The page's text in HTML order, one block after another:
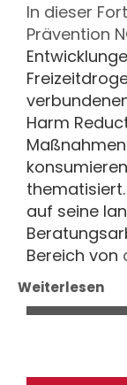
In dieser
Prävention
Harm
auf seine
Bereich von
Weiterlesen